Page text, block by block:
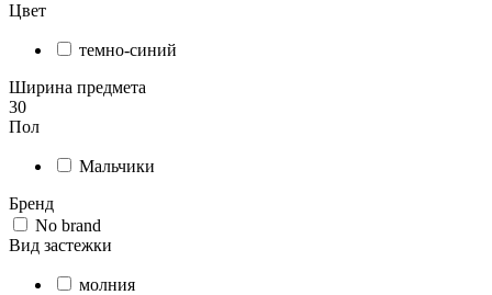
Цвет
темно-синий
Ширина предмета
30
Пол
Мальчики
Бренд
No brand
Вид застежки
молния